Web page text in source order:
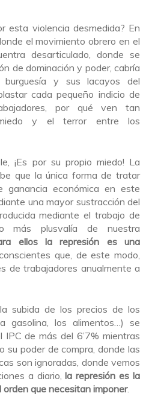
esta violencia desmedida? En
el movimiento obrero en el
desarticulado, donde se
de dominación y poder, cabría
y sus lacayos del
cada pequeño indicio de
por qué ven tan
y el terror entre los
¡Es por su propio miedo! La
que la única forma de tratar
económica en este
una mayor sustracción del
mediante el trabajo de
más plusvalía de nuestra
ellos la represión es una
que, de este modo,
de trabajadores anualmente a
subida de los precios de los
gasolina, los alimentos…) se
de más del 6’7% mientras
su poder de compra, donde las
son ignoradas, donde vemos
a diario,la represión es la
que necesitan imponer.